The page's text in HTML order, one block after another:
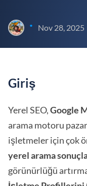
• Nov 28, 2025
Giriş
Yerel SEO,Google
arama motoru
işletmeler için çok
yerel arama
görünürlüğü